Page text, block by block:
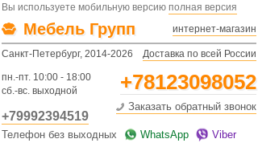
Вы используете мобильную версию полная версия
Мебель Групп интернет-магазин
Санкт-Петербург, 2014-2026 Доставка по всей России
пн.-пт. 10:00 - 18:00
сб.-вс. выходной
+78123098052
+79992394519
Заказать обратный звонок
Телефон без выходных WhatsApp Viber